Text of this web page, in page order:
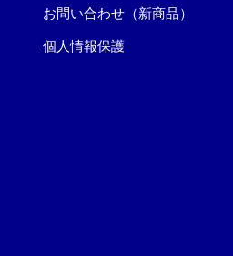
お問い合わせ（新商品）
個人情報保護